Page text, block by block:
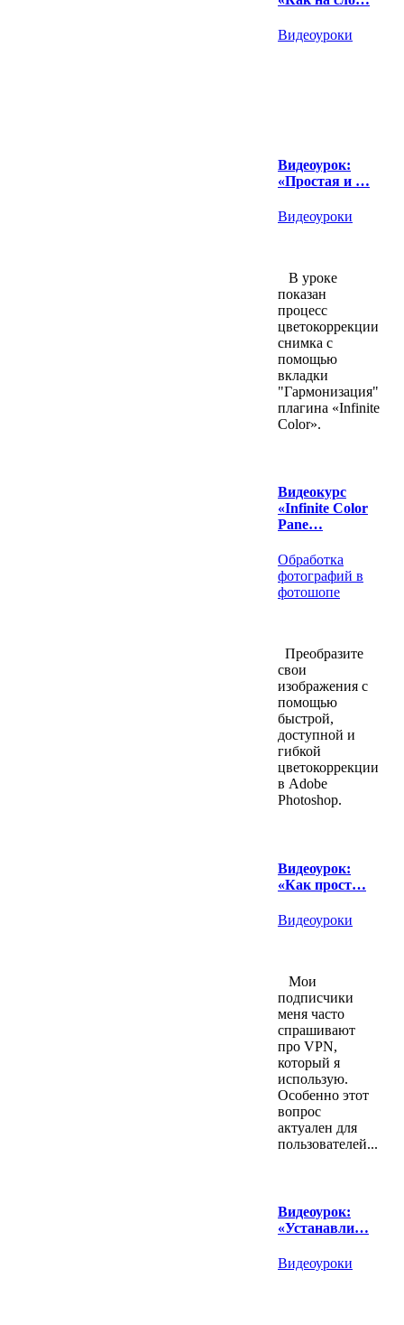
Видеоуроки
Видеоурок:
«Простая и …
Видеоуроки
В уроке
показан
процесс
цветокоррекции
снимка с
помощью
вкладки
"Гармонизация"
плагина «Infinite
Color».
Видеокурс
«Infinite Color
Pane…
Обработка
фотографий в
фотошопе
Преобразите
свои
изображения с
помощью
быстрой,
доступной и
гибкой
цветокоррекции
в Adobe
Photoshop.
Видеоурок:
«Как прост…
Видеоуроки
Мои
подписчики
меня часто
спрашивают
про VPN,
который я
использую.
Особенно этот
вопрос
актуален для
пользователей...
Видеоурок:
«Устанавли…
Видеоуроки